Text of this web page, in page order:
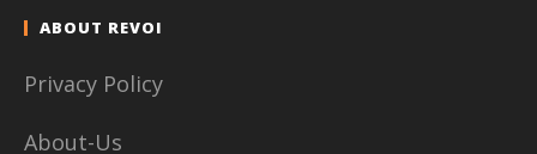
ABOUT REVOI
Privacy Policy
About-Us